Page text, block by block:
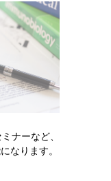
療戦略 「第2
複数の薬剤や治
ナーなど、
なります。